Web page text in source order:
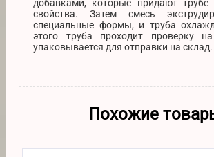
добавками, которые придают трубе
свойства. Затем смесь
специальные формы, и труба
этого труба проходит проверку
упаковывается для отправки на склад.
Похожие